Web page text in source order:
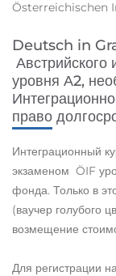
Österreichischen
Deutsch in
уровня А2,
право
Интеграционный
экзаменом ÖIF
фонда. Только в
(ваучер голубого
возмещение
Для регистрации